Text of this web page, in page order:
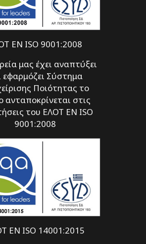
EN ISO 9001:2008
μας έχει αναπτύξει
εφαρμόζει Σύστημα
Ποιότητας το
ανταποκρίνεται στις
του ΕΛΟΤ EN ISO
9001:2008
EN ISO 14001:2015